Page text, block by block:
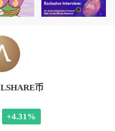
LSHARE币
+4.31%